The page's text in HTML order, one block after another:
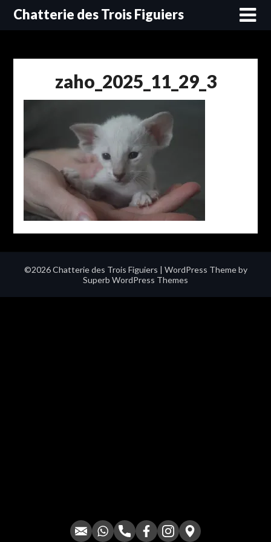
SkipChatterie des Trois Figuiers
zaho_2025_11_29_3
©2026 Chatterie des Trois Figuiers | WordPress Theme by
Superb WordPress Themes